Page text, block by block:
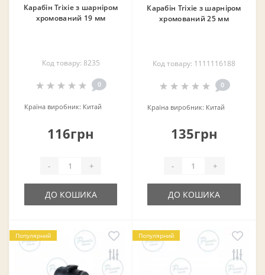
Карабін Trixie з шарніром
хромований 19 мм
Код товару: 8235
0
Країна виробник: Китай
116грн
- +
ДО КОШИКА
Карабін Trixie з шарніром
хромований 25 мм
Код товару: 1111116188
0
Країна виробник: Китай
135грн
- +
ДО КОШИКА
Популярний Популярний